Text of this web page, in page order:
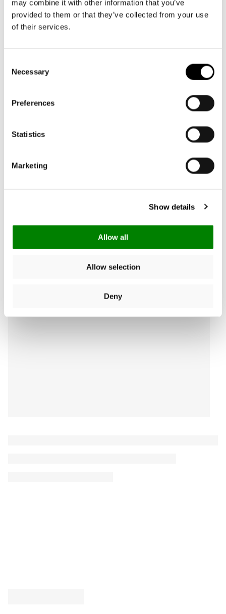
may combine it with other information that you’ve
provided to them or that they’ve collected from your use
of their services.
Selection
Necessary
Preferences
Statistics
Marketing
Show details
Allow all
Allow selection
Deny
carrybag
leo macchiato
carrybag XS
17 avis
Avis Produit